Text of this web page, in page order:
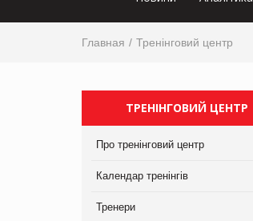
Главная Тренінговий центр
ТРЕНІНГОВИЙ ЦЕНТР
Про тренінговий центр
Календар тренінгів
Тренери